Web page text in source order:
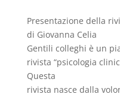
Presentazione della
di Giovanna Celia
Gentili colleghi è un
rivista “psicologia
Questa
rivista nasce dalla